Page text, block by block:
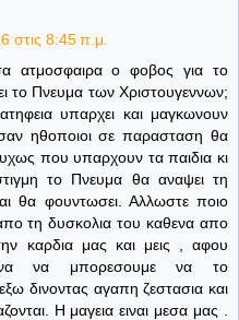
στις 8:45 π.μ.
ατμοσφαιρα ο φοβος για το
το Πνευμα των Χριστουγεννων;
υπαρχει και μαγκωνουν
ηθοποιοι σε παρασταση θα
που υπαρχουν τα παιδια κι
το Πνευμα θα αναψει τη
θα φουντωσει. Αλλωστε ποιο
τη δυσκολια του καθενα απο
καρδια μας και μεις , αφου
να μπορεσουμε να το
δινοντας αγαπη ζεστασια και
Η μαγεια ειναι μεσα μας .